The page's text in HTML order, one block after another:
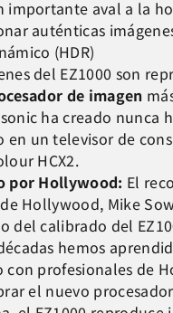
importante aval a la
auténticas
(HDR)
del EZ1000 son
de imagen
ha creado nunca
en un televisor de
HCX2.
por Hollywood: El
Hollywood, Mike
del calibrado del
hemos
con profesionales de
el nuevo procesador